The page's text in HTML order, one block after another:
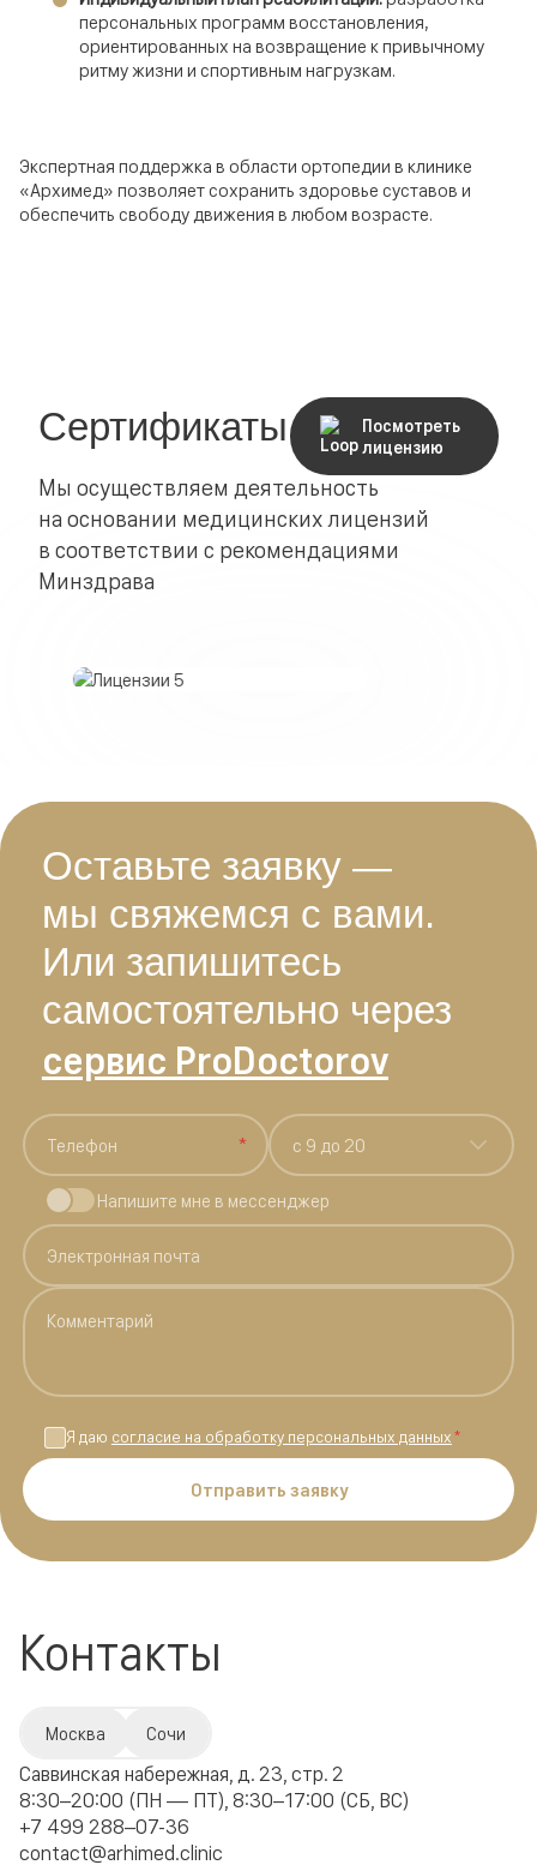
персональных программ восстановления,
ориентированных на возвращение к привычному
ритму жизни и спортивным нагрузкам.
Экспертная поддержка в области ортопедии в клинике
«Архимед» позволяет сохранить здоровье суставов и
обеспечить свободу движения в любом возрасте.
Сертификаты
Мы осуществляем деятельность
на основании медицинских лицензий
в соответствии с рекомендациями
Минздрава
Посмотреть
лицензию
Оставьте заявку —
мы свяжемся с вами.
Или запишитесь
самостоятельно через
сервис ProDoctorov
* c 9 до 20
Напишите мне в мессенджер
Я даю согласие на обработку персональных данных*
Отправить заявку
Контакты
Москва Сочи
Саввинская набережная, д. 23, стр. 2
8:30–20:00 (ПН — ПТ), 8:30–17:00 (СБ, ВС)
+7 499 288–07-36
contact@arhimed.clinic